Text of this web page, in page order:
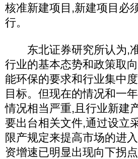
核准新建项目,新建项目必
行。
东北证券研究所认为,准
行业的基本态势和政策取
能环保的要求和行业集中
目标。但现在的情况和一
情况相当严重,且行业新建
要出台相关文件,通过设立
限产规定来提高市场的进
资增速已明显出现向下拐